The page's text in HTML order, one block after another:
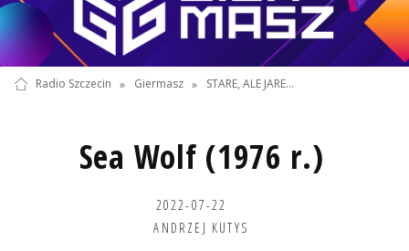
Radio Szczecin » Giermasz » STARE, ALE JARE...
Sea Wolf (1976 r.)
2022-07-22
ANDRZEJ KUTYS